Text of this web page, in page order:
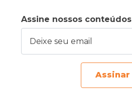
Assine nossos conteúdos
Assinar